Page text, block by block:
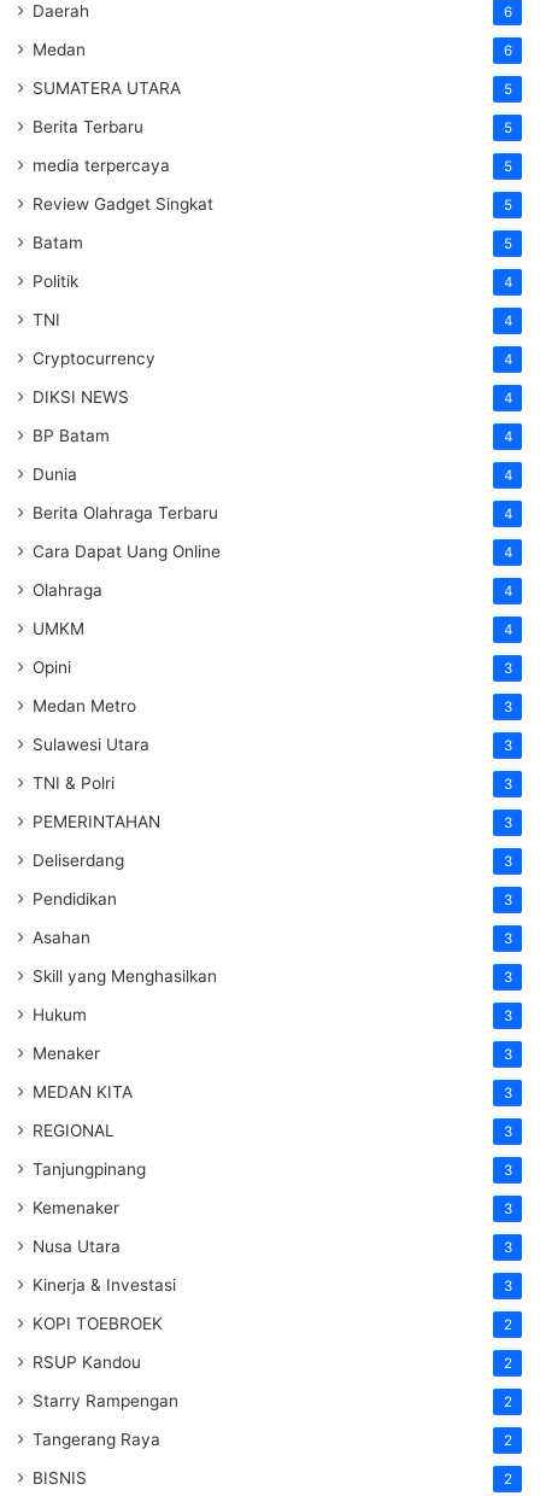
Daerah 6
Medan 6
SUMATERA UTARA 5
Berita Terbaru 5
media terpercaya 5
Review Gadget Singkat 5
Batam 5
Politik 4
TNI 4
Cryptocurrency 4
DIKSI NEWS 4
BP Batam 4
Dunia 4
Berita Olahraga Terbaru 4
Cara Dapat Uang Online 4
Olahraga 4
UMKM 4
Opini 3
Medan Metro 3
Sulawesi Utara 3
TNI & Polri 3
PEMERINTAHAN 3
Deliserdang 3
Pendidikan 3
Asahan 3
Skill yang Menghasilkan 3
Hukum 3
Menaker 3
MEDAN KITA 3
REGIONAL 3
Tanjungpinang 3
Kemenaker 3
Nusa Utara 3
Kinerja & Investasi 3
KOPI TOEBROEK 2
RSUP Kandou 2
Starry Rampengan 2
Tangerang Raya 2
BISNIS 2